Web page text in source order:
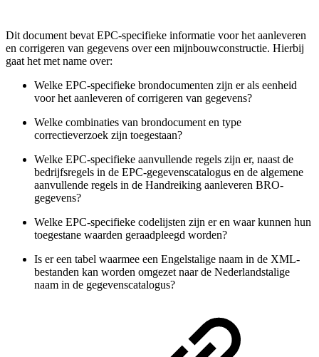
Dit document bevat EPC-specifieke informatie voor het aanleveren
en corrigeren van gegevens over een mijnbouwconstructie. Hierbij
gaat het met name over:
Welke EPC-specifieke brondocumenten zijn er als eenheid
voor het aanleveren of corrigeren van gegevens?
Welke combinaties van brondocument en type
correctieverzoek zijn toegestaan?
Welke EPC-specifieke aanvullende regels zijn er, naast de
bedrijfsregels in de EPC-gegevenscatalogus en de algemene
aanvullende regels in de Handreiking aanleveren BRO-
gegevens?
Welke EPC-specifieke codelijsten zijn er en waar kunnen hun
toegestane waarden geraadpleegd worden?
Is er een tabel waarmee een Engelstalige naam in de XML-
bestanden kan worden omgezet naar de Nederlandstalige
naam in de gegevenscatalogus?